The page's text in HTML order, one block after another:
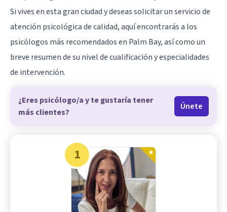
Si vives en esta gran ciudad y deseas solicitar un servicio de
atención psicológica de calidad, aquí encontrarás a los
psicólogos más recomendados en Palm Bay, así como un
breve resumen de su nivel de cualificación y especialidades
de intervención.
¿Eres psicólogo/a y te gustaría tener
más clientes?
Únete
1